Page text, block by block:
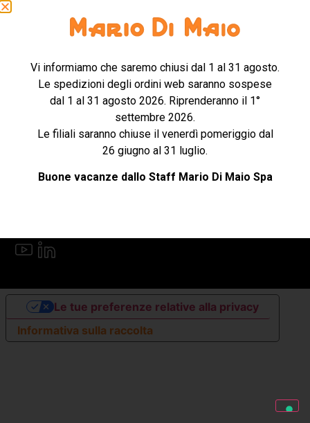
Mail: contattishop@mariodimaio.com
Mario Di Maio SpA – Codice Destinatario SDI: 8KI81S6 – Codice
fiscale e Partita Iva 04628430151 – Capitale Sociale
Vi informiamo che saremo chiusi dal 1 al 31 agosto.
Le spedizioni degli ordini web saranno sospese
dal 1 al 31 agosto 2026. Riprenderanno il 1°
settembre 2026.
Le filiali saranno chiuse il venerdì pomeriggio dal
26 giugno al 31 luglio.
Buone vacanze dallo Staff Mario Di Maio Spa
Informativa sulla raccolta
Le tue preferenze relative alla privacy